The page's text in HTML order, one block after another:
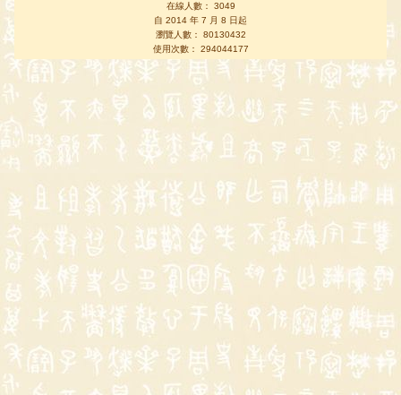
在線人數： 3049
自 2014 年 7 月 8 日起
瀏覽人數： 80130432
使用次數： 294044177